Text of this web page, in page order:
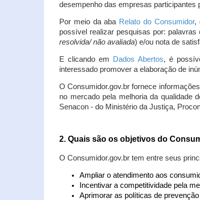
desempenho das empresas participantes
Por meio da aba Relato do Consumidor,
possível realizar pesquisas por:
resolvida/ não avaliada) e/ou nota de
E clicando em Dados Abertos, é
interessado promover a elaboração de
O Consumidor.gov.br fornece
no mercado pela melhoria da qualidade
Senacon - do Ministério da Justiça,
2. Quais são os objetivos do
O Consumidor.gov.br tem entre seus
Ampliar o atendimento aos
Incentivar a competitividade pela
Aprimorar as políticas de